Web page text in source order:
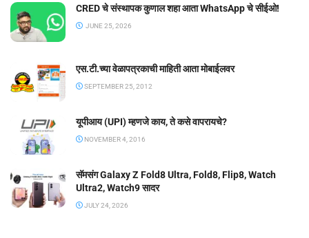
CRED चे संस्थापक कुणाल शहा आता WhatsApp चे सीईओ!
JUNE 25, 2026
एस.टी.च्या वेळापत्रकाची माहिती आता मोबाईलवर
SEPTEMBER 25, 2012
यूपीआय (UPI) म्हणजे काय, ते कसे वापरायचे?
NOVEMBER 4, 2016
सॅमसंग Galaxy Z Fold8 Ultra, Fold8, Flip8, Watch
Ultra2, Watch9 सादर
JULY 24, 2026